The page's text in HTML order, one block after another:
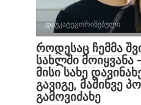
დაუკატეგორიზებული
როდესაც ჩემმა
სახლში
მისი სახე
გავიგე, მაშინვე
გამოვიძახე